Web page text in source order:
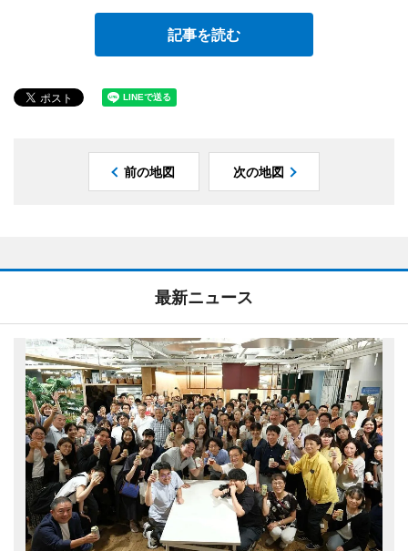
記事を読む
前の地図 次の地図
最新ニュース